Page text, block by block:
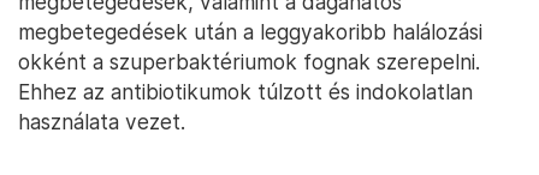
megbetegedések után a leggyakoribb halálozási
okként a szuperbaktériumok fognak szerepelni.
Ehhez az antibiotikumok túlzott és indokolatlan
használata vezet.